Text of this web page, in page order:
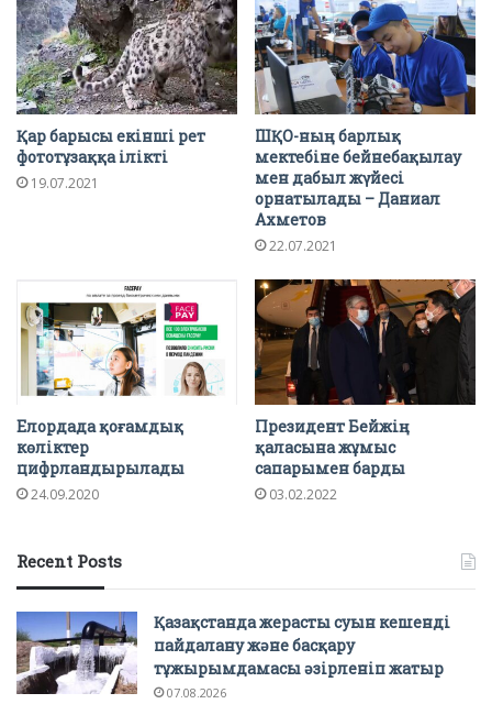
Қар барысы екінші рет
фототұзаққа ілікті
19.07.2021
ШҚО-ның барлық
мектебіне бейнебақылау
мен дабыл жүйесі
орнатылады – Даниал
Ахметов
22.07.2021
Елордада қоғамдық
көліктер
цифрландырылады
24.09.2020
Президент Бейжің
қаласына жұмыс
сапарымен барды
03.02.2022
Recent Posts
Қазақстанда жерасты суын кешенді
пайдалану және басқару
тұжырымдамасы әзірленіп жатыр
07.08.2026